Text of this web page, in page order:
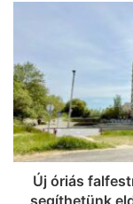
Új óriás
segíthetünk